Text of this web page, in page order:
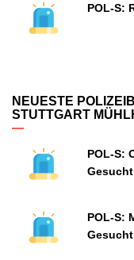
POL-S:
NEUESTE
STUTTGART
POL-S:
Gesucht
POL-S:
Gesucht